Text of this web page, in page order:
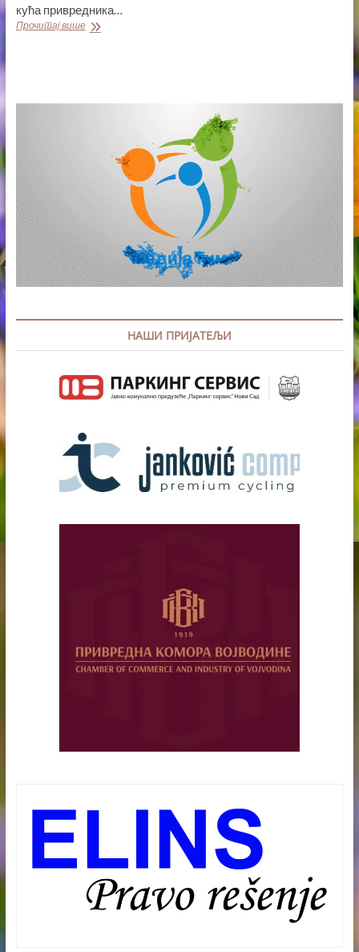
кућа привредника…
Прочитај вишеПОВЕЗАНОСТ
ПРИВРЕДЕ
ВОЈВОДИНЕ
НАШИ ПРИЈАТЕЉИ